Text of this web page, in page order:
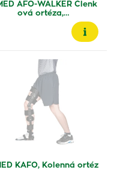
AFO-WALKER Členk
ová ortéza,…
KAFO, Kolenná ortéz